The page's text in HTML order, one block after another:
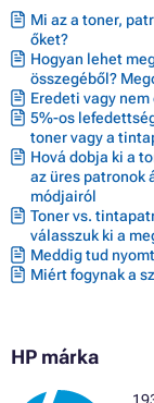
Mi az a toner,
őket?
Hogyan lehet
összegéből?
Eredeti vagy
5%-os
toner vagy a
Hová dobja ki a
az üres patronok
módjairól
Toner vs.
válasszuk ki a
Meddig tud
Miért fogynak a
HP márka